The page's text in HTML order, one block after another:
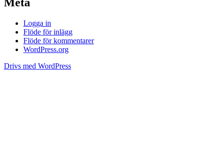
Logga in
Flöde för inlägg
Flöde för kommentarer
WordPress.org
Drivs med WordPress